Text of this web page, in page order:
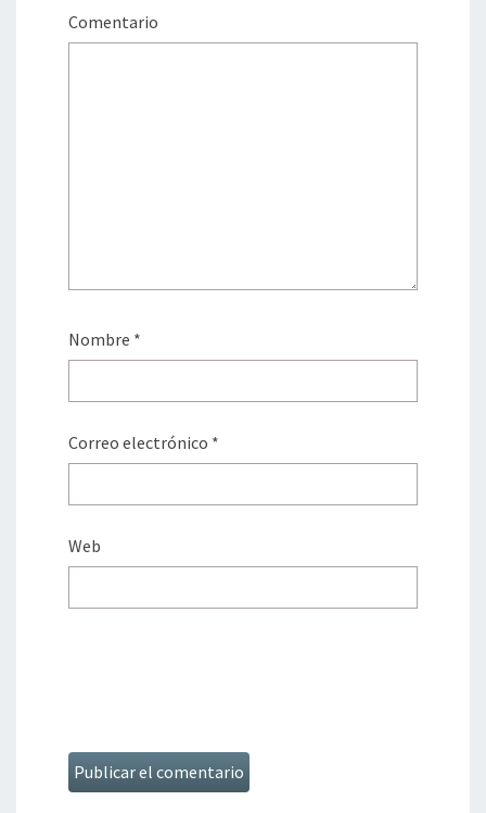
Comentario
Nombre *
Correo electrónico *
Web